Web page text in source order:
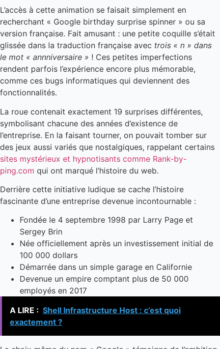
L’accès à cette animation se faisait simplement en
recherchant « Google birthday surprise spinner » ou sa
version française. Fait amusant : une petite coquille s’était
glissée dans la traduction française avec trois « n » dans
le mot « annniversaire » ! Ces petites imperfections
rendent parfois l’expérience encore plus mémorable,
comme ces bugs informatiques qui deviennent des
fonctionnalités.
La roue contenait exactement 19 surprises différentes,
symbolisant chacune des années d’existence de
l’entreprise. En la faisant tourner, on pouvait tomber sur
des jeux aussi variés que nostalgiques, rappelant certains
sites mystérieux et hypnotisants comme Rank-by-
ping.com qui ont marqué l’histoire du web.
Derrière cette initiative ludique se cache l’histoire
fascinante d’une entreprise devenue incontournable :
Fondée le 4 septembre 1998 par Larry Page et
Sergey Brin
Née officiellement après un investissement initial de
100 000 dollars
Démarrée dans un simple garage en Californie
Devenue un empire comptant plus de 50 000
employés en 2017
A LIRE : Shell Infrastructure Host : c’est quoi
exactement ?